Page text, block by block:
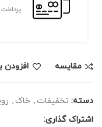
پرداخت
مقايسه افزودن
دسته: تخفیفات , خاک ,
اشتراک گذاری: